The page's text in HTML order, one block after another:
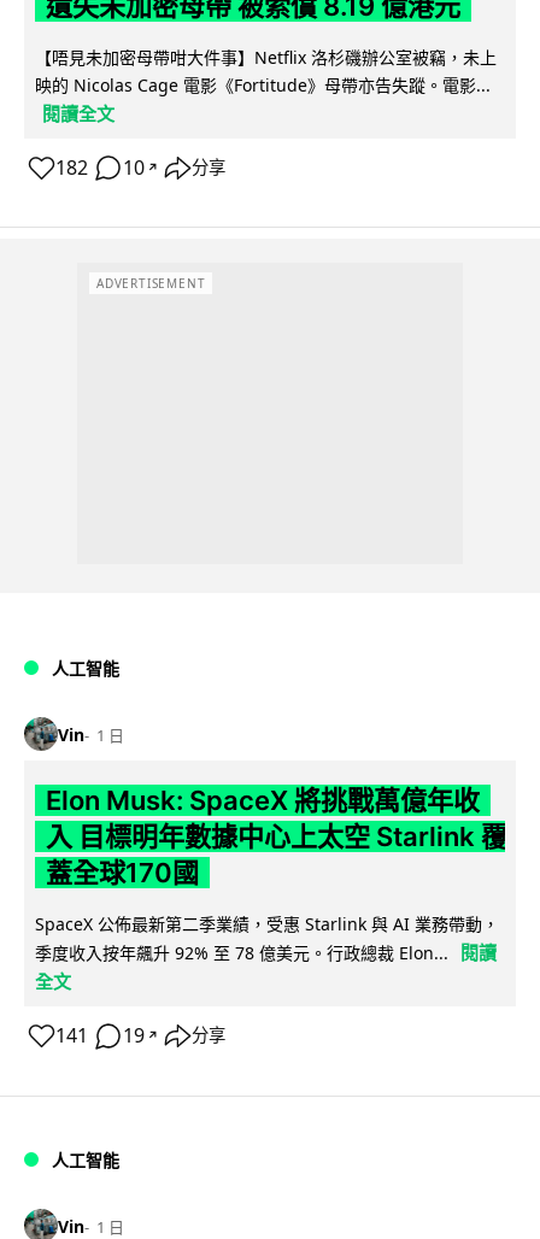
【唔見未加密母帶咁大件事】Netflix 洛杉磯辦公室被竊，未上
映的 Nicolas Cage 電影《Fortitude》母帶亦告失蹤。電影...
閱讀全文
182 10 ↗ 分享
ADVERTISEMENT
人工智能
Vin 1 日
Elon Musk: SpaceX 將挑戰萬億年收
入 目標明年數據中心上太空 Starlink 覆
蓋全球170國
SpaceX 公佈最新第二季業績，受惠 Starlink 與 AI 業務帶動，
季度收入按年飆升 92% 至 78 億美元。行政總裁 Elon...
閱讀
全文
141 19 ↗ 分享
人工智能
Vin 1 日